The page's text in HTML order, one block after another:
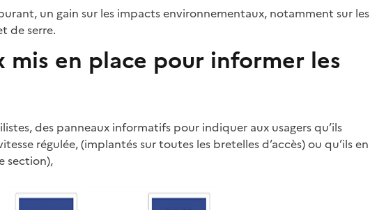
un gain sur les impacts environnementaux, notamment sur les
de serre.
mis en place pour informer les
des panneaux informatifs pour indiquer aux usagers qu’ils
régulée, (implantés sur toutes les bretelles d’accès) ou qu’ils en
section),